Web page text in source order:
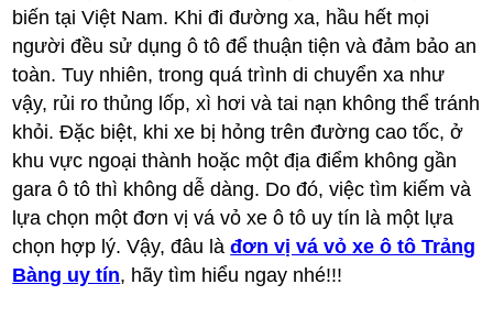
biến tại Việt Nam. Khi đi đường xa, hầu hết mọi
người đều sử dụng ô tô để thuận tiện và đảm bảo an
toàn. Tuy nhiên, trong quá trình di chuyển xa như
vậy, rủi ro thủng lốp, xì hơi và tai nạn không thể tránh
khỏi. Đặc biệt, khi xe bị hỏng trên đường cao tốc, ở
khu vực ngoại thành hoặc một địa điểm không gần
gara ô tô thì không dễ dàng. Do đó, việc tìm kiếm và
lựa chọn một đơn vị vá vỏ xe ô tô uy tín là một lựa
chọn hợp lý. Vậy, đâu làđơn vị vá vỏ xe ô tô Trảng
Bàng uy tín, hãy tìm hiểu ngay nhé!!!